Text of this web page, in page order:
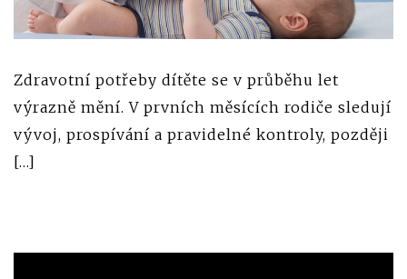
Zdravotní potřeby dítěte se v průběhu let
výrazně mění. V prvních měsících rodiče sledují
vývoj, prospívání a pravidelné kontroly, později
[…]